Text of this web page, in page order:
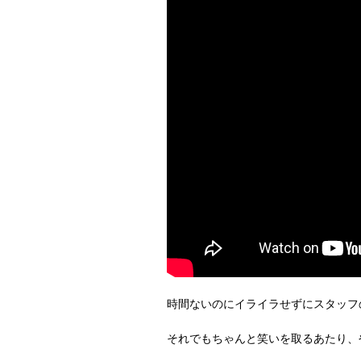
時間ないのにイライラせずにスタッ
それでもちゃんと笑いを取るあたり